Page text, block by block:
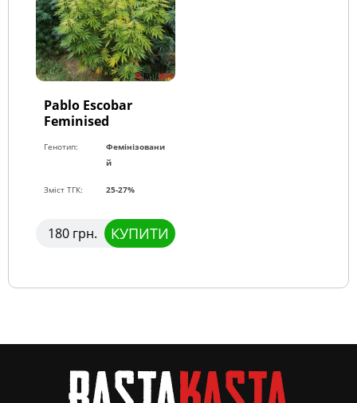
Pablo Escobar
Feminised
Генотип:
Фемінізовани
й
Зміст ТГК: 25-27%
180 грн. КУПИТИ